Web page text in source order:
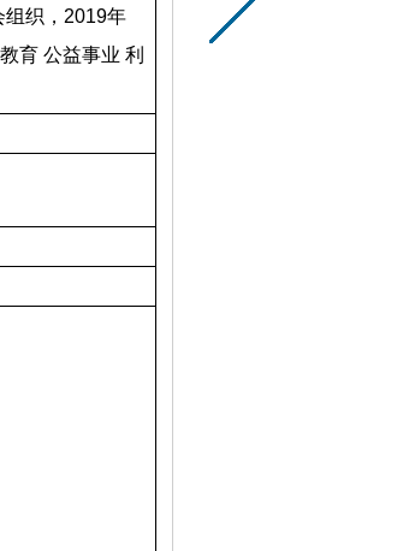
织， 2019年
育 公益事业 利